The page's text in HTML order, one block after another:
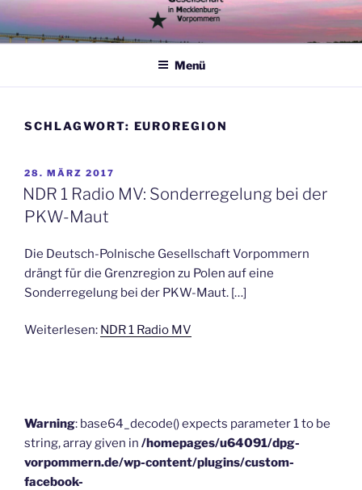
Zum
Inhalt
springen
Menü
SCHLAGWORT: EUROREGION
VERÖFFENTLICHT
AM
28. MÄRZ 2017
NDR 1 Radio MV: Sonderregelung bei der
PKW-Maut
Die Deutsch-Polnische Gesellschaft Vorpommern
drängt für die Grenzregion zu Polen auf eine
Sonderregelung bei der PKW-Maut. […]
Weiterlesen: NDR 1 Radio MV
Warning: base64_decode() expects parameter 1 to be
string, array given in /homepages/u64091/dpg-
vorpommern.de/wp-content/plugins/custom-
facebook-